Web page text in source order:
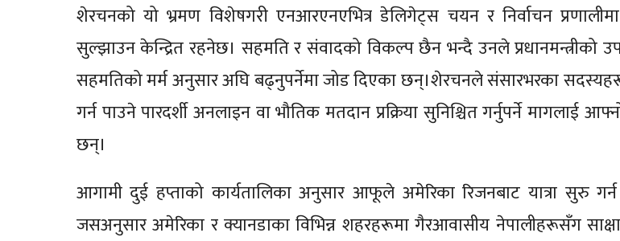
शेरचनको यो भ्रमण विशेषगरी एनआरएनएभित्र डेलिगेट्स चयन र निर्वाचन
सुल्झाउन केन्द्रित रहनेछ। सहमति र संवादको विकल्प छैन भन्दै उनले प्रधानमन्त्रीको
सहमतिको मर्म अनुसार अघि बढ्नुपर्नेमा जोड दिएका छन्।शेरचनले संसारभरका
गर्न पाउने पारदर्शी अनलाइन वा भौतिक मतदान प्रक्रिया सुनिश्चित गर्नुपर्ने मागलाई
छन्।
आगामी दुई हप्ताको कार्यतालिका अनुसार आफूले अमेरिका रिजनबाट यात्रा सुरु
जसअनुसार अमेरिका र क्यानडाका विभिन्न शहरहरूमा गैरआवासीय नेपालीहरूसँग